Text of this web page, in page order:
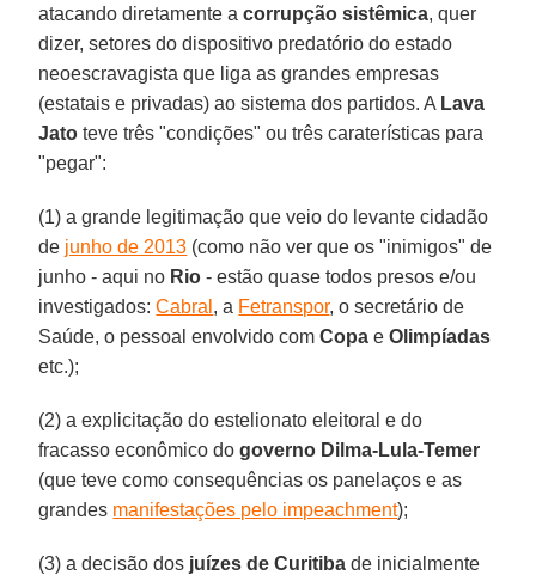
atacando diretamente a corrupção sistêmica, quer
dizer, setores do dispositivo predatório do estado
neoescravagista que liga as grandes empresas
(estatais e privadas) ao sistema dos partidos. A Lava
Jato teve três "condições" ou três caraterísticas para
"pegar":
(1) a grande legitimação que veio do levante cidadão
de junho de 2013 (como não ver que os "inimigos" de
junho - aqui no Rio - estão quase todos presos e/ou
investigados:Cabral , a Fetranspor, o secretário de
Saúde, o pessoal envolvido comCopa eOlimpíadas
etc.);
(2) a explicitação do estelionato eleitoral e do
fracasso econômico dogoverno Dilma-Lula-Temer
(que teve como consequências os panelaços e as
grandes manifestações pelo impeachment);
(3) a decisão dos juízes de Curitiba de inicialmente